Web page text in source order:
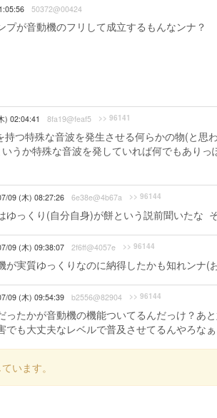
50372@00424
が音動機のフリして成立するもんなンナ？
) 02:04:41 8fa19@feaf5 >> 96141
つ特殊な音波を発生させる何らかの物(と思
うか特殊な音波を発していれば何でもあり
09 (木) 08:27:26 6e38e@4b67a >> 96144
ゆっくり(自分自身)が餅という説前聞いたな
09 (木) 09:38:07 2f6ff@4057e >> 96144
が実質ゆっくりなのに納得したかも知れンナ(
09 (木) 09:54:39 b2556@82904 >> 96144
ったかが音動機の機能ついてるんだっけ？あ
でも大丈夫なレベルで普及させてるんやろなぁ
います。